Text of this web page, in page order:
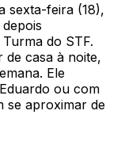
sexta-feira (18),
do STF.
de casa à noite,
Ele
ou com
se aproximar de